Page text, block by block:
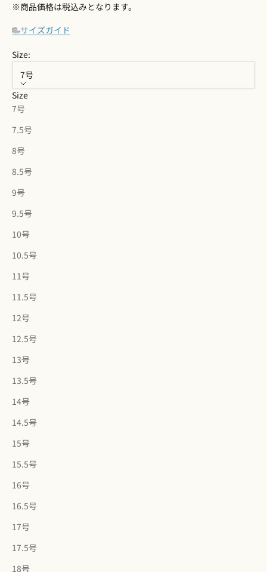
※商品価格は税込みとなります。
サイズガイド
Size:
7号
Size
7号
7.5号
8号
8.5号
9号
9.5号
10号
10.5号
11号
11.5号
12号
12.5号
13号
13.5号
14号
14.5号
15号
15.5号
16号
16.5号
17号
17.5号
18号